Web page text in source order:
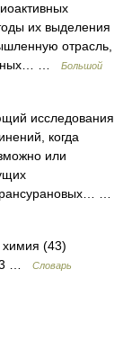
их выделения
отрасль,
…
Большой
исследования
когда
или
…
(43)
…
Словарь